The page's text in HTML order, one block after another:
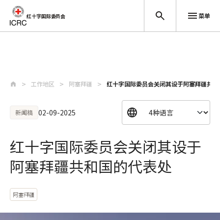
红十字国际委员会 菜单
工作地区 阿塞拜疆 红十字国际委员会关闭其设于阿塞拜疆共
新闻稿 02-09-2025
红十字国际委员会关闭其设于
阿塞拜疆共和国的代表处
阿塞拜疆